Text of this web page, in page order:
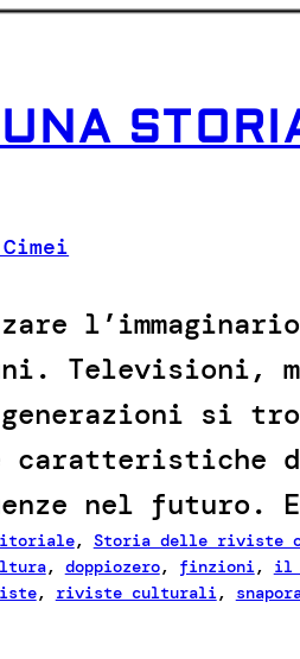
Televisioni,
si
caratteristiche
nel futuro.
, Storia delle riviste
, doppiozero, finzioni , il
, riviste culturali ,